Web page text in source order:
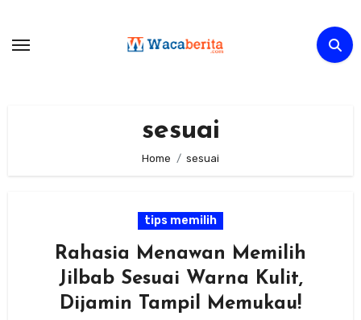
content
sesuai
Home sesuai
tips memilih
Rahasia Menawan Memilih
Jilbab Sesuai Warna Kulit,
Dijamin Tampil Memukau!